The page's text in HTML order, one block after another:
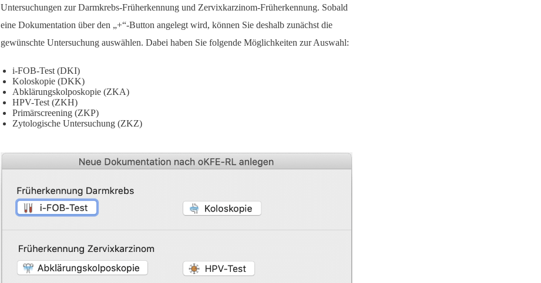
Untersuchungen zur Darmkrebs-Früherkennung und Zervixkarzinom-Früherkennung. Sobald
eine Dokumentation über den „+“-Button angelegt wird, können Sie deshalb zunächst die
gewünschte Untersuchung auswählen. Dabei haben Sie folgende Möglichkeiten zur Auswahl:
i-FOB-Test (DKI)
Koloskopie (DKK)
Abklärungskolposkopie (ZKA)
HPV-Test (ZKH)
Primärscreening (ZKP)
Zytologische Untersuchung (ZKZ)